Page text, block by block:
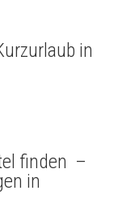
in
finden –
in